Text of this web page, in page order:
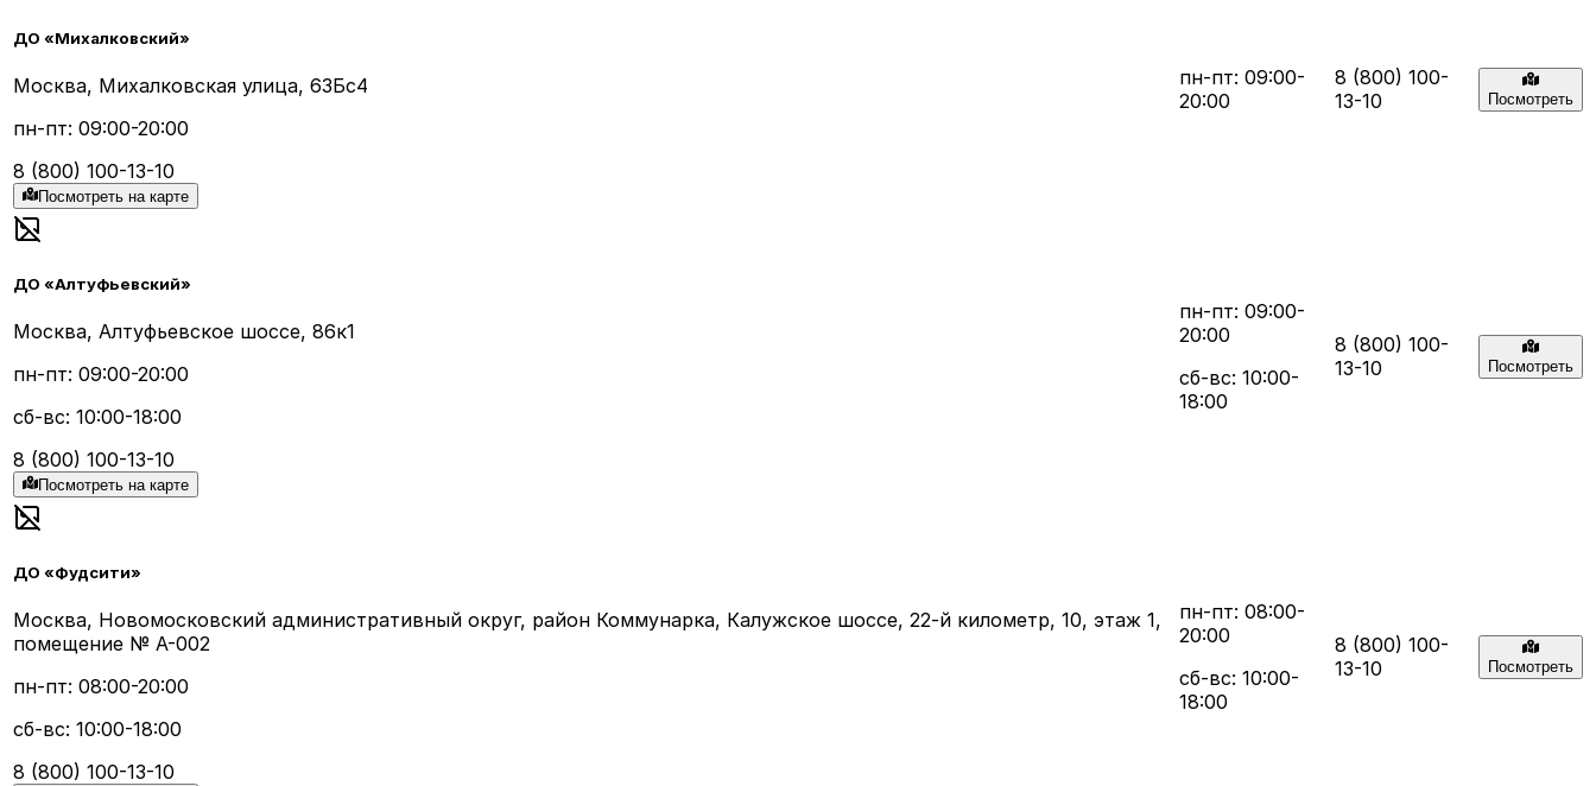
ДО «Михалковский»
Москва, Михалковская улица, 63Бс4
пн-пт: 09:00-20:00
8 (800) 100-13-10
Посмотреть на карте
пн-пт: 09:00-
20:00
8 (800) 100-
13-10
Посмотреть
ДО «Алтуфьевский»
Москва, Алтуфьевское шоссе, 86к1
пн-пт: 09:00-20:00
сб-вс: 10:00-18:00
8 (800) 100-13-10
Посмотреть на карте
пн-пт: 09:00-
20:00
сб-вс: 10:00-
18:00
8 (800) 100-
13-10
Посмотреть
ДО «Фудсити»
Москва, Новомосковский административный округ, район Коммунарка, Калужское шоссе, 22-й километр, 10, этаж 1,
помещение № А-002
пн-пт: 08:00-20:00
сб-вс: 10:00-18:00
8 (800) 100-13-10
пн-пт: 08:00-
20:00
сб-вс: 10:00-
18:00
8 (800) 100-
13-10
Посмотреть